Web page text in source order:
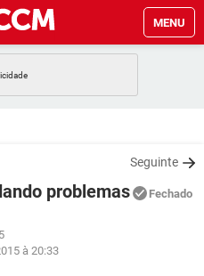
MENU
GMAIL
WHATSAPP
EXCEL
Seguinte
problemas Fechado
à 20:33